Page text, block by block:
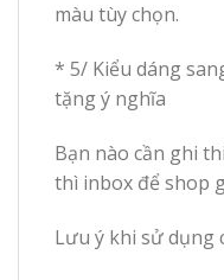
màu tùy chọn.
* 5/ Kiểu dáng
tặng ý nghĩa
Bạn nào cần ghi
thì inbox để shop
Lưu ý khi sử dụng